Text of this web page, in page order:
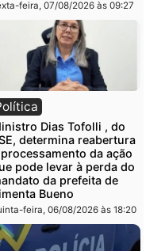
provedores de internet
Rondônia
sexta-feira, 07/08/2026 às
Polícia
Polícia Militar apreende
explosivos e
durante patrulhamento
fluvial no Rio Madeira em
Porto Velho